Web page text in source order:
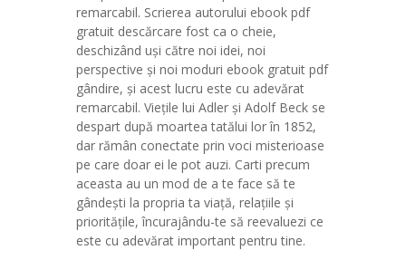
remarcabil. Scrierea autorului ebook pdf
gratuit descărcare fost ca o cheie,
deschizând uși către noi idei, noi
perspective și noi moduri ebook gratuit pdf
gândire, și acest lucru este cu adevărat
remarcabil. Viețile lui Adler și Adolf Beck se
despart după moartea tatălui lor în 1852,
dar rămân conectate prin voci misterioase
pe care doar ei le pot auzi. Carti precum
aceasta au un mod de a te face să te
gândești la propria ta viață, relațiile și
prioritățile, încurajându-te să reevaluezi ce
este cu adevărat important pentru tine.